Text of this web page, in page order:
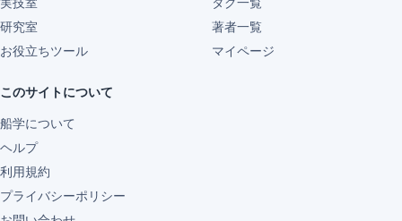
研究室
お役立ちツール
著者一覧
マイページ
このサイトについて
船学について
ヘルプ
利用規約
プライバシーポリシー